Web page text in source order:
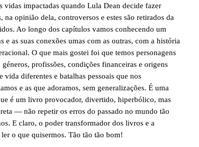
vidas impactadas quando Lula Dean decide fazer
na opinião dela, controversos e estes são retirados da
Ao longo dos capítulos vamos conhecendo um
e as suas conexões umas com as outras, com a história
O que mais gostei foi que temos personagens
profissões, condições financeiras e origens
vida diferentes e batalhas pessoais que nos
e as que adoramos, sem generalizações. É uma
é um livro provocador, divertido, hiperbólico, mas
— não repetir os erros do passado no mundo tão
E claro, o poder transformador dos livros e a
o que quisermos. Tão tão tão bom!